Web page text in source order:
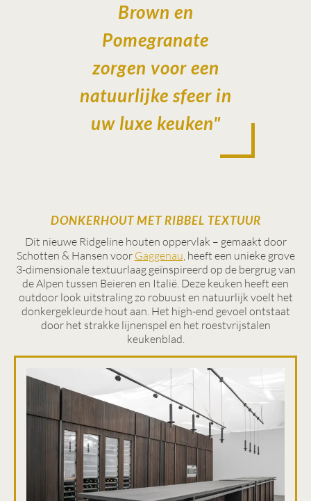
Brown en
Pomegranate
zorgen voor een
natuurlijke sfeer in
uw luxe keuken"
DONKERHOUT MET RIBBEL TEXTUUR
Dit nieuwe Ridgeline houten oppervlak – gemaakt door
Schotten & Hansen voor Gaggenau , heeft een unieke grove
3-dimensionale textuurlaag geïnspireerd op de bergrug van
de Alpen tussen Beieren en Italië. Deze keuken heeft een
outdoor look uitstraling zo robuust en natuurlijk voelt het
donkergekleurde hout aan. Het high-end gevoel ontstaat
door het strakke lijnenspel en het roestvrijstalen
keukenblad.